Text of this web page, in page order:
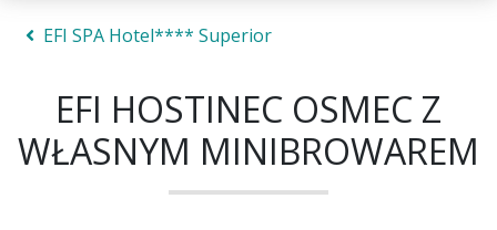
EFI SPA Hotel**** Superior
EFI HOSTINEC OSMEC Z
WŁASNYM MINIBROWAREM